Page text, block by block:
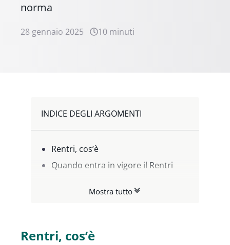
norma
28 gennaio 2025 10 minuti
INDICE DEGLI ARGOMENTI
Rentri, cos’è
Quando entra in vigore il Rentri
all’iscrizione
fanno
Mostra tutto
Rentri, cos’è